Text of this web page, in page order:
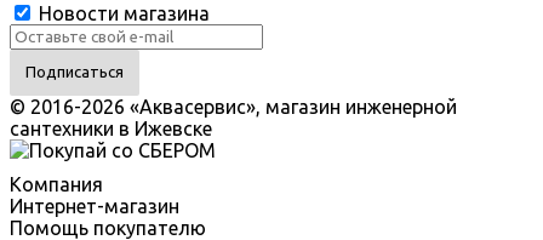
Новости магазина
© 2016-2026 «Аквасервис», магазин инженерной
сантехники в Ижевске
Компания
Интернет-магазин
Помощь покупателю